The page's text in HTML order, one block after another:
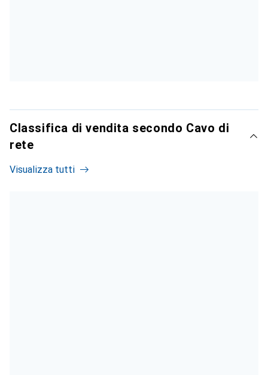
Classifica di vendita secondo Cavo di
rete
Visualizza tutti